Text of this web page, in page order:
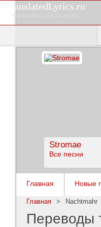
TranslatedLyrics.ru
переводы и тексты песен
Stromae
Все песни
Главная Новые
Главная > Nachtmahr
Переводы